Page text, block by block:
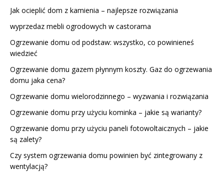
Jak ocieplić dom z kamienia – najlepsze rozwiązania
wyprzedaz mebli ogrodowych w castorama
Ogrzewanie domu od podstaw: wszystko, co powinieneś
wiedzieć
Ogrzewanie domu gazem płynnym koszty. Gaz do ogrzewania
domu jaka cena?
Ogrzewanie domu wielorodzinnego – wyzwania i rozwiązania
Ogrzewanie domu przy użyciu kominka – jakie są warianty?
Ogrzewanie domu przy użyciu paneli fotowoltaicznych – jakie
są zalety?
Czy system ogrzewania domu powinien być zintegrowany z
wentylacją?